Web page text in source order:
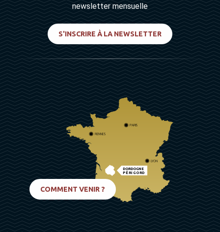
newsletter mensuelle
S'INSCRIRE À LA NEWSLETTER
DORDOGNE
PÉRIGORD
PARIS
RENNES
LYON
COMMENT VENIR ?